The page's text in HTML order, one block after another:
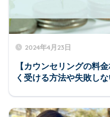
2024年4月23日
【カウンセリングの料
く受ける方法や失敗し